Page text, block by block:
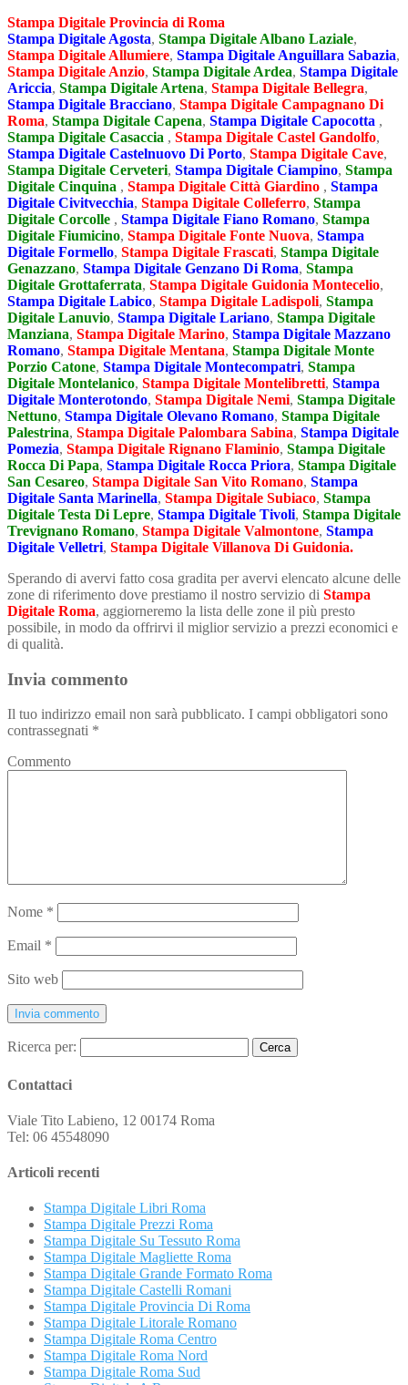
Stampa Digitale Provincia di Roma
Stampa Digitale Agosta, Stampa Digitale Albano Laziale,
Stampa Digitale Allumiere, Stampa Digitale Anguillara Sabazia,
Stampa Digitale Anzio, Stampa Digitale Ardea, Stampa Digitale
Ariccia, Stampa Digitale Artena, Stampa Digitale Bellegra,
Stampa Digitale Bracciano, Stampa Digitale Campagnano Di
Roma, Stampa Digitale Capena, Stampa Digitale Capocotta ,
Stampa Digitale Casaccia , Stampa Digitale Castel Gandolfo,
Stampa Digitale Castelnuovo Di Porto, Stampa Digitale Cave,
Stampa Digitale Cerveteri, Stampa Digitale Ciampino, Stampa
Digitale Cinquina , Stampa Digitale Città Giardino , Stampa
Digitale Civitvecchia, Stampa Digitale Colleferro, Stampa
Digitale Corcolle , Stampa Digitale Fiano Romano, Stampa
Digitale Fiumicino, Stampa Digitale Fonte Nuova, Stampa
Digitale Formello, Stampa Digitale Frascati, Stampa Digitale
Genazzano, Stampa Digitale Genzano Di Roma, Stampa
Digitale Grottaferrata, Stampa Digitale Guidonia Montecelio,
Stampa Digitale Labico, Stampa Digitale Ladispoli, Stampa
Digitale Lanuvio, Stampa Digitale Lariano, Stampa Digitale
Manziana, Stampa Digitale Marino, Stampa Digitale Mazzano
Romano, Stampa Digitale Mentana, Stampa Digitale Monte
Porzio Catone, Stampa Digitale Montecompatri, Stampa
Digitale Montelanico, Stampa Digitale Montelibretti, Stampa
Digitale Monterotondo, Stampa Digitale Nemi, Stampa Digitale
Nettuno, Stampa Digitale Olevano Romano, Stampa Digitale
Palestrina, Stampa Digitale Palombara Sabina, Stampa Digitale
Pomezia, Stampa Digitale Rignano Flaminio, Stampa Digitale
Rocca Di Papa, Stampa Digitale Rocca Priora, Stampa Digitale
San Cesareo, Stampa Digitale San Vito Romano, Stampa
Digitale Santa Marinella, Stampa Digitale Subiaco, Stampa
Digitale Testa Di Lepre, Stampa Digitale Tivoli, Stampa Digitale
Trevignano Romano, Stampa Digitale Valmontone, Stampa
Digitale Velletri, Stampa Digitale Villanova Di Guidonia.
Sperando di avervi fatto cosa gradita per avervi elencato alcune delle
zone di riferimento dove prestiamo il nostro servizio di Stampa
Digitale Roma, aggiorneremo la lista delle zone il più presto
possibile, in modo da offrirvi il miglior servizio a prezzi economici e
di qualità.
Invia commento
Il tuo indirizzo email non sarà pubblicato. I campi obbligatori sono
contrassegnati *
Commento
Nome *
Email *
Sito web
Ricerca per:
Contattaci
Viale Tito Labieno, 12 00174 Roma
Tel: 06 45548090
Articoli recenti
Stampa Digitale Libri Roma
Stampa Digitale Prezzi Roma
Stampa Digitale Su Tessuto Roma
Stampa Digitale Magliette Roma
Stampa Digitale Grande Formato Roma
Stampa Digitale Castelli Romani
Stampa Digitale Provincia Di Roma
Stampa Digitale Litorale Romano
Stampa Digitale Roma Centro
Stampa Digitale Roma Nord
Stampa Digitale Roma Sud